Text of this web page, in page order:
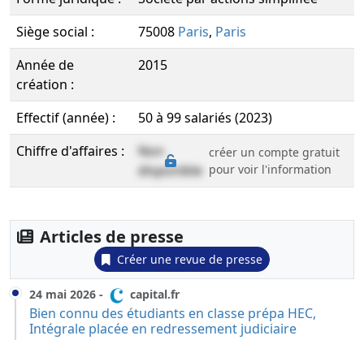
Siège social :
75008 Paris, Paris
Année de
création :
2015
Effectif (année) :
50 à 99 salariés (2023)
Chiffre d'affaires :
Non
disponible
créer un compte gratuit
pour voir l'information
Articles de presse
Créer une revue de presse
24 mai 2026 - capital.fr
Bien connu des étudiants en classe prépa HEC,
Intégrale placée en redressement judiciaire